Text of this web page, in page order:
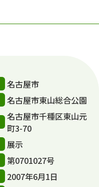
名古屋市
名古屋市東山総合公園
名古屋市千種区東山元
町3-70
展示
第0701027号
2007年6月1日